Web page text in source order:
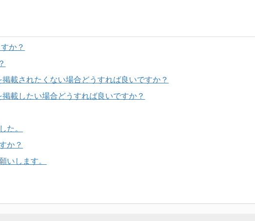
か？
載されたくない場合どうすれば良いですか？
載したい場合どうすれば良いですか？
た。
か？
いします。